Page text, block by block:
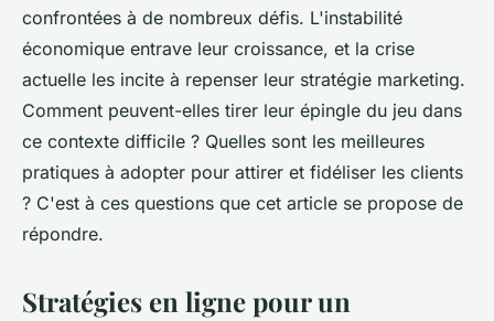
confrontées à de nombreux défis. L'instabilité
économique entrave leur croissance, et la crise
actuelle les incite à repenser leur stratégie marketing.
Comment peuvent-elles tirer leur épingle du jeu dans
ce contexte difficile ? Quelles sont les meilleures
pratiques à adopter pour attirer et fidéliser les clients
? C'est à ces questions que cet article se propose de
répondre.
Stratégies en ligne pour un